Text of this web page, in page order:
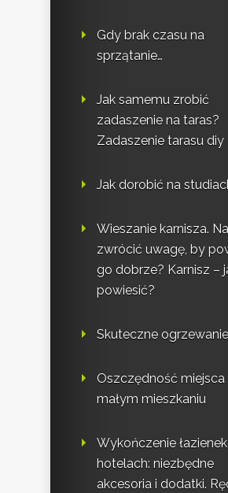
Gdy brak czasu na
sprzątanie…
Jak samemu zrobić
zadaszenie na taras?
Zadaszenie tarasu diy
Jak dorobić na
Wieszanie karnisza.
zwrócić uwagę, by
go dobrze? Karnisz –
powiesić?
Skuteczne
Oszczędność miejsca
małym mieszkaniu
Wykończenie
hotelach: niezbędne
akcesoria i dodatki.